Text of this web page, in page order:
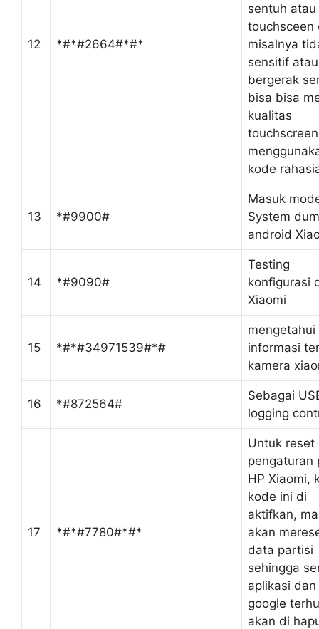
12 *#*#2664#*#*
sentuh atau
touchsceen
misalnya
sensitif atau
bergerak
bisa bisa
kualitas
kode
13 *#9900#
Masuk
System
android
14 *#9090#
Testing
konfigurasi
Xiaomi
15 *#*#34971539#*#
informasi
kamera
16 *#872564#
Sebagai
logging
17 *#*#7780#*#*
Untuk reset
pengaturan
HP Xiaomi,
kode ini di
aktifkan,
akan
data partisi
sehingga
aplikasi
google
akan di